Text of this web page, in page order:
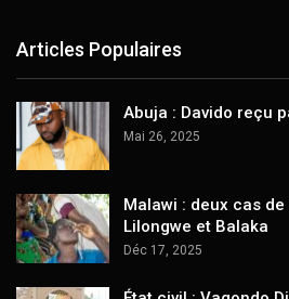
Articles Populaires
Abuja : Davido reçu
Mai 26, 2025
Malawi : deux cas
Lilongwe et Balaka
Déc 17, 2025